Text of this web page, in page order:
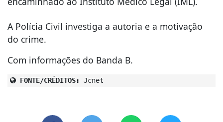
A Polícia Civil investiga a autoria e a motivação
do crime.
Com informações do Banda B.
FONTE/CRÉDITOS: Jcnet